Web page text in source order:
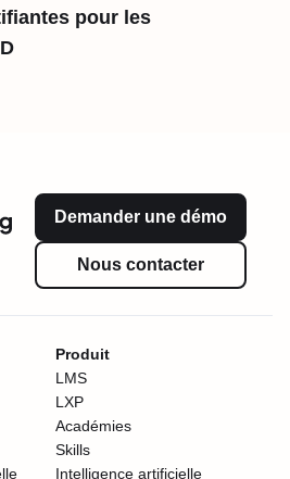
pour les
Demander une démo
Nous contacter
Produit
LMS
LXP
Académies
Skills
Intelligence artificielle